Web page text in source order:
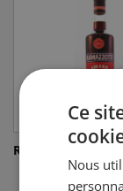
Ramazzotti
Ce
Nous